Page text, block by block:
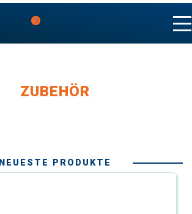
0
ZUBEHÖR
NEUESTE PRODUKTE